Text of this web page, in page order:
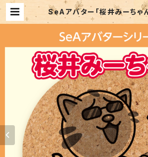
SeAアバター「桜井みーちゃ
A SHOP